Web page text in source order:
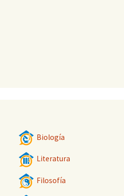
Biología
Literatura
Filosofía